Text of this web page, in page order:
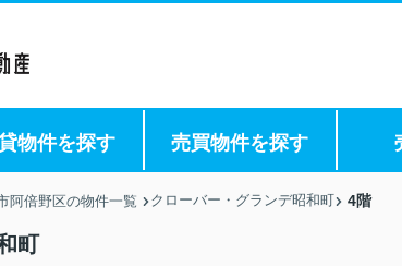
物件を探す 売買物件を探す
阿倍野区の物件一覧 クローバー・グランデ昭和町 4階
町